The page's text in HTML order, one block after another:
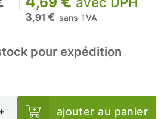
3,91 € sans TVA
pour expédition
ajouter au panier